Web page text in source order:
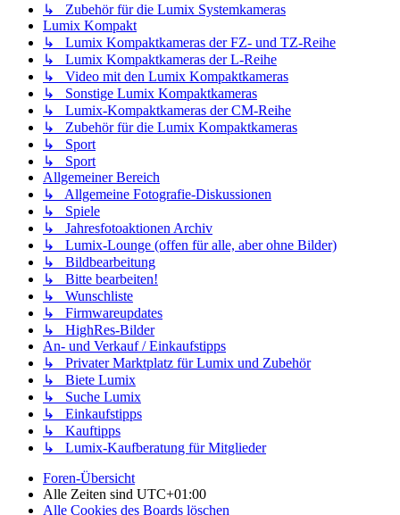
↳ Zubehör für die Lumix Systemkameras
Lumix Kompakt
↳ Lumix Kompaktkameras der FZ- und TZ-Reihe
↳ Lumix Kompaktkameras der L-Reihe
↳ Video mit den Lumix Kompaktkameras
↳ Sonstige Lumix Kompaktkameras
↳ Lumix-Kompaktkameras der CM-Reihe
↳ Zubehör für die Lumix Kompaktkameras
↳ Sport
↳ Sport
Allgemeiner Bereich
↳ Allgemeine Fotografie-Diskussionen
↳ Spiele
↳ Jahresfotoaktionen Archiv
↳ Lumix-Lounge (offen für alle, aber ohne Bilder)
↳ Bildbearbeitung
↳ Bitte bearbeiten!
↳ Wunschliste
↳ Firmwareupdates
↳ HighRes-Bilder
An- und Verkauf / Einkaufstipps
↳ Privater Marktplatz für Lumix und Zubehör
↳ Biete Lumix
↳ Suche Lumix
↳ Einkaufstipps
↳ Kauftipps
↳ Lumix-Kaufberatung für Mitglieder
Foren-Übersicht
Alle Zeiten sind UTC+01:00
Alle Cookies des Boards löschen